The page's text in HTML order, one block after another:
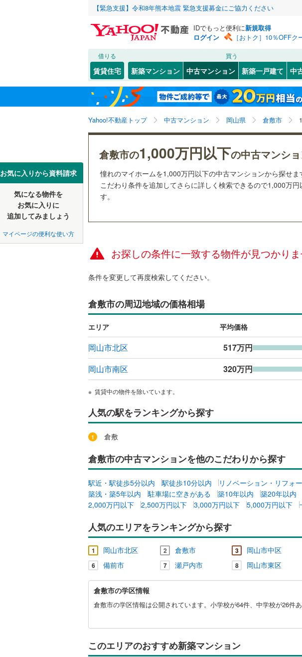
【緊急支援】令和8年熊本地震 緊急支援募金にご協力ください
IDでもっと便利に新規取得
ログイン
［おトク］10％OFFク
借りる
賃貸住宅
買う
新築マンション 中古マンション 新築一戸建て 中
Yahoo!不動産トップ 中古マンション 岡山県 倉敷市
お気に入りから資料請求
気になる物件を
お気に入りに
追加してみましょう
マイページの便利な使い方
倉敷市の1,000万円以下の中古マンシ
憧れのマイホームを1,000万円以下の中古マンションから探せま
こだわり条件を追加してさらに詳しく検索できるので1,000万
す。
お探しの条件に一致する物件が見つかり
条件を変更して再度検索してください。
倉敷市の周辺地域の価格相場
エリア 平均価格
岡山市北区 517万円
岡山市南区 320万円
賃貸中の物件を除いています。
人気の駅をランキングから探す
倉敷
倉敷市の中古マンションを他のこだわりから探す
駅近・駅徒歩5分以内 駅徒歩10分以内 リノベーション・リフォ
築浅・築5年以内
駐車場に空きがある 築10年以内 築20年以内
2,000万円以下
2,500万円以下 3,000万円以下 5,000万円以下
人気のエリアをランキングから探す
1 岡山市北区 2 倉敷市 3 岡山市中区
6 備前市 7 瀬戸内市 8 岡山市東区
倉
敷
市
る
情
倉敷市の学区情報
倉敷市の学区情報は公開されています。小学校が64件、中学校が26件あ
このエリアのおすすめ新築マンション
北海道 北海道
東北 青森 岩手 宮
関東 東京 神奈川 埼
新潟
東海 愛知 岐阜 静
中国 鳥取 島根 岡
四国 徳島 香川 愛
九州・沖縄 福岡
岡山市 北区(32)
南区(3)
岡山県のそのほ
倉敷市(0)
笠岡市(0)
高梁市(0)
瀬戸内市(0)
真庭郡新庄村 (
久米郡美咲町
JR 山陽本線（JR西日本）(0)
津山線(0)
伯備線(0)
本四備讃線
(0)
私鉄・その他 岡山電気軌道東山線
こだわり条件 リフォーム、リノベーション
リノベーション・リフォーム
（0）
共用設備
宅配ボックスあり
トランクルーム （ 0 ）
駐車場空きあり（近隣を含む）
管理・管理規約
角住戸
階下に住戸なし（0）
構造・規模・施工・品質・工法関連
耐震構造（0）
大規模（総戸数200以上）
立地
共用施設
コンシェルジュサービス （0）
設備
床暖房（0）
間取り、居室全体
バリアフリー住宅（0）
LD
リビングダイニング15畳以上
（0）
検
この検索条件の新着
岡山県
マ
閉じる
閉じる